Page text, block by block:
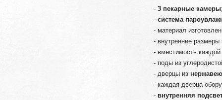
- 3 пекарные камеры
- система
- материал
- внутренние
- вместимость
- поды из
- дверцы из
- каждая дверца
- внутренняя